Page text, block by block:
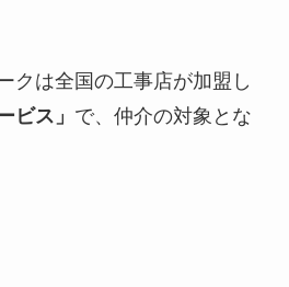
クは全国の工事店が加盟し
ビス」 で、仲介の対象とな